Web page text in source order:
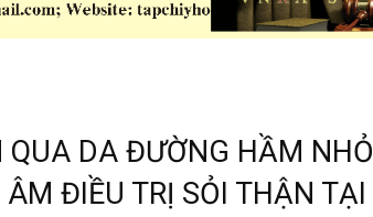
QUA DA ĐƯỜNG HẦM NHỎ
ĐIỀU TRỊ SỎI THẬN TẠI